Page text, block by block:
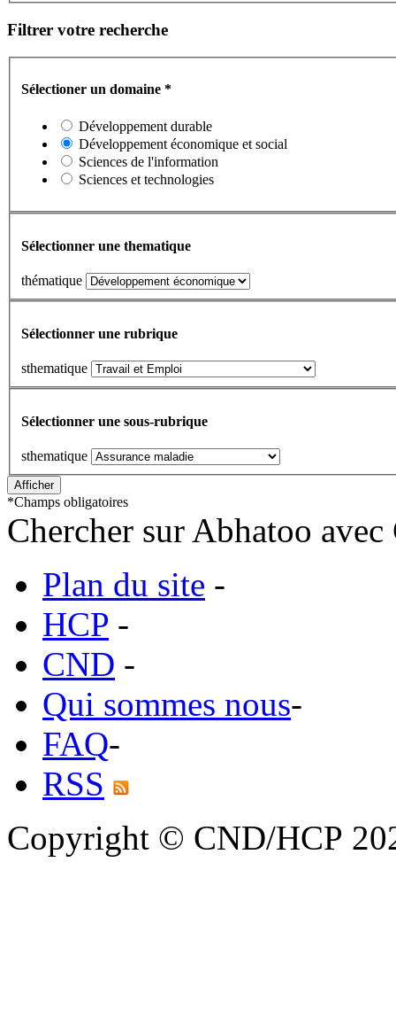
Filtrer votre recherche
Sélectioner un domaine *
Développement durable
Développement économique et social
Sciences de l'information
Sciences et technologies
Sélectionner une thematique
thématique
Sélectionner une rubrique
sthematique
Sélectionner une sous-rubrique
sthematique
*Champs obligatoires
Chercher sur Abhatoo
Plan du site -
HCP -
CND -
Qui sommes nous-
FAQ-
RSS
Copyright © CND/HCP